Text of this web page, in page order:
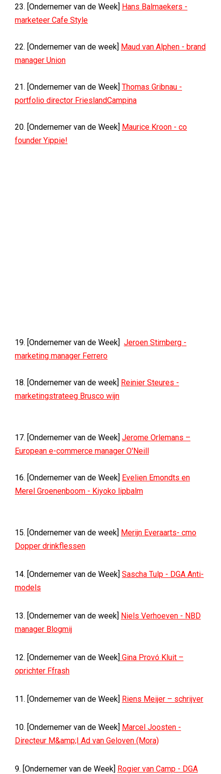
23. [Ondernemer van de Week] Hans Balmaekers -
marketeer Cafe Style
22. [Ondernemer van de week] Maud van Alphen - brand
manager Union
21. [Ondernemer van de Week] Thomas Gribnau -
portfolio director FrieslandCampina
20. [Ondernemer van de Week] Maurice Kroon - co
founder Yippie!
19. [Ondernemer van de Week] Jeroen Stirnberg -
marketing manager Ferrero
18. [Ondernemer van de week] Reinier Steures -
marketingstrateeg Brusco wijn
17. [Ondernemer van de Week] Jerome Orlemans –
European e-commerce manager O'Neill
16. [Ondernemer van de Week] Evelien Emondts en
Merel Groenenboom - Kiyoko lipbalm
15. [Ondernemer van de week] Merijn Everaarts- cmo
Dopper drinkflessen
14. [Ondernemer van de Week] Sascha Tulp - DGA Anti-
models
13. [Ondernemer van de week] Niels Verhoeven - NBD
manager Blogmij
12. [Ondernemer van de Week] Gina Provó Kluit –
oprichter Ffrash
11. [Ondernemer van de Week] Riens Meijer – schrijver
10. [Ondernemer van de Week] Marcel Joosten -
Directeur M&amp;I Ad van Geloven (Mora)
9. [Ondernemer van de Week] Rogier van Camp - DGA